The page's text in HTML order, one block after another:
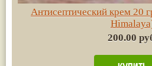
Антисептический крем 20
200.00